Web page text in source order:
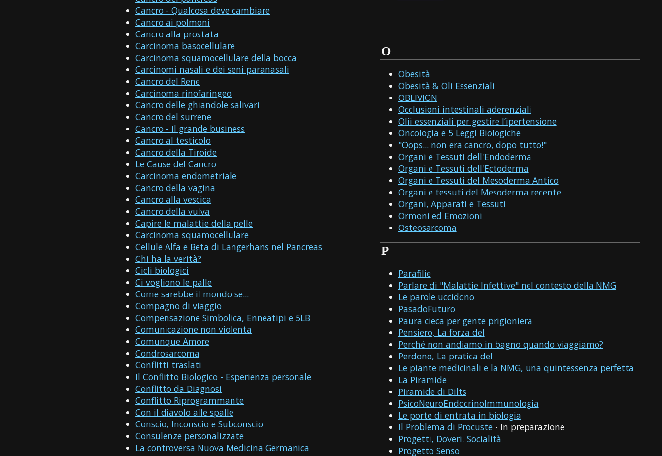
Cancro - Qualcosa deve cambiare
Cancro ai polmoni
Cancro alla prostata
Carcinoma basocellulare
Carcinoma squamocellulare della bocca
Carcinomi nasali e dei seni paranasali
Cancro del Rene
Carcinoma rinofaringeo
Cancro delle ghiandole salivari
Cancro del surrene
Cancro - Il grande business
Cancro al testicolo
Cancro della Tiroide
Le Cause del Cancro
Carcinoma endometriale
Cancro della vagina
Cancro alla vescica
Cancro della vulva
Capire le malattie della pelle
Carcinoma squamocellulare
Cellule Alfa e Beta di Langerhans nel Pancreas
Chi ha la verità?
Cicli biologici
Ci vogliono le palle
Come sarebbe il mondo se...
Compagno di viaggio
Compensazione Simbolica, Enneatipi e 5LB
Comunicazione non violenta
Comunque Amore
Condrosarcoma
Conflitti traslati
Il Conflitto Biologico - Esperienza personale
Conflitto da Diagnosi
Conflitto Riprogrammante
Con il diavolo alle spalle
Conscio, Inconscio e Subconscio
Consulenze personalizzate
La controversa Nuova Medicina Germanica
O
Obesità
Obesità & Oli Essenziali
OBLIVION
Occlusioni intestinali aderenziali
Olii essenziali per gestire l’ipertensione
Oncologia e 5 Leggi Biologiche
"Oops... non era cancro, dopo tutto!"
Organi e Tessuti dell'Endoderma
Organi e Tessuti dell'Ectoderma
Organi e Tessuti del Mesoderma Antico
Organi e tessuti del Mesoderma recente
Organi, Apparati e Tessuti
Ormoni ed Emozioni
Osteosarcoma
P
Parafilie
Parlare di "Malattie Infettive" nel contesto della NMG
Le parole uccidono
PasadoFuturo
Paura cieca per gente prigioniera
Pensiero, La forza del
Perché non andiamo in bagno quando viaggiamo?
Perdono, La pratica del
Le piante medicinali e la NMG, una quintessenza perfetta
La Piramide
Piramide di Dilts
PsicoNeuroEndocrinoImmunologia
Le porte di entrata in biologia
Il Problema di Procuste - In preparazione
Progetti, Doveri, Socialità
Progetto Senso